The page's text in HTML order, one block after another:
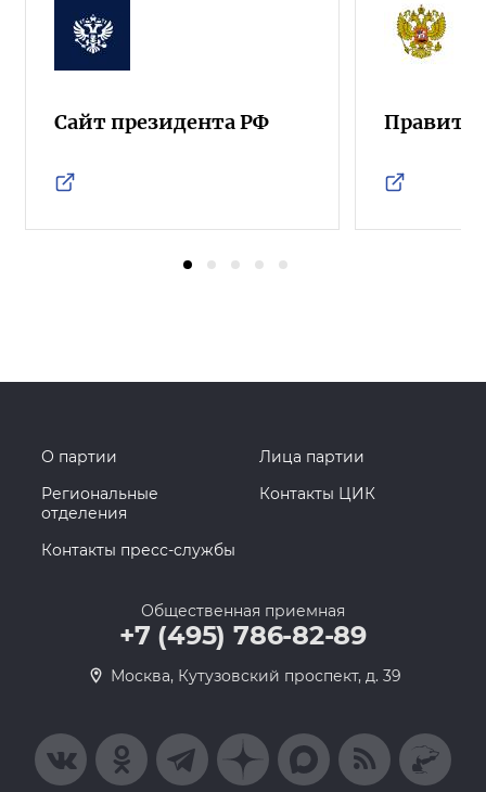
Сайт президента РФ
О партии
Лица партии
Региональные
отделения
Контакты ЦИК
Контакты пресс-службы
Общественная приемная
+7 (495) 786-82-89
Москва, Кутузовский проспект, д. 39